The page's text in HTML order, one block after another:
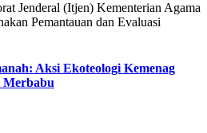
Jenderal (Itjen) Kementerian Agama
Pemantauan dan Evaluasi
Aksi Ekoteologi Kemenag
Merbabu